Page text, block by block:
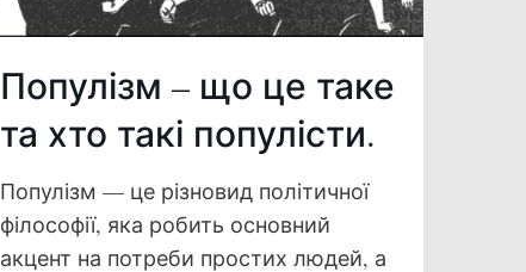
Популізм – що це таке
та хто такі популісти.
Популізм — це різновид політичної
філософії, яка робить основний
акцент на потреби простих людей, а